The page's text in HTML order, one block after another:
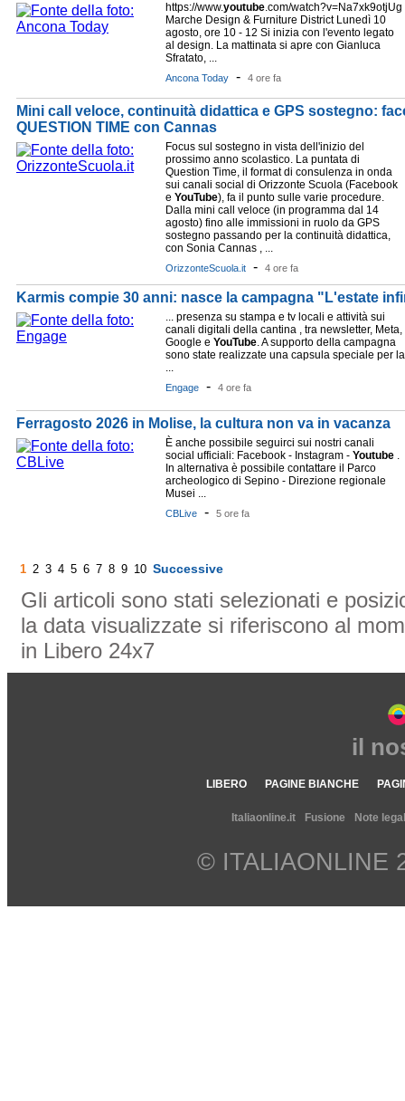
https://www.youtube.com/watch?v=Na7xk9otjUg
Marche Design & Furniture District Lunedì 10
agosto, ore 10 - 12 Si inizia con l'evento legato
al design. La mattinata si apre con Gianluca
Sfratato, ...
Ancona Today - 4 ore fa
Mini call veloce, continuità didattica e GPS sostegno:
QUESTION TIME con Cannas
Focus sul sostegno in vista dell'inizio del
prossimo anno scolastico. La puntata di
Question Time, il format di consulenza in onda
sui canali social di Orizzonte Scuola (Facebook
e YouTube), fa il punto sulle varie procedure.
Dalla mini call veloce (in programma dal 14
agosto) fino alle immissioni in ruolo da GPS
sostegno passando per la continuità didattica,
con Sonia Cannas , ...
OrizzonteScuola.it - 4 ore fa
Karmis compie 30 anni: nasce la campagna "L'estate
... presenza su stampa e tv locali e attività sui
canali digitali della cantina , tra newsletter, Meta,
Google e YouTube. A supporto della campagna
sono state realizzate una capsula speciale per la
...
Engage - 4 ore fa
Ferragosto 2026 in Molise, la cultura non va in vacanza
È anche possibile seguirci sui nostri canali
social ufficiali: Facebook - Instagram - Youtube .
In alternativa è possibile contattare il Parco
archeologico di Sepino - Direzione regionale
Musei ...
CBLive - 5 ore fa
1 2 3 4 5 6 7 8 9 10 Successive
Gli articoli sono stati selezionati e
la data visualizzate si riferiscono al
in Libero 24x7
il
LIBERO PAGINE BIANCHE
Italiaonline.it Fusione Note
© ITALIAONLINE